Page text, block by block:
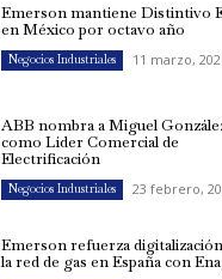
Emerson mantiene Distintivo
en México por octavo año
Negocios Industriales 11 marzo,
ABB nombra a Miguel
como Líder Comercial de
Electrificación
Negocios Industriales 23 febrero,
Emerson refuerza
la red de gas en España con